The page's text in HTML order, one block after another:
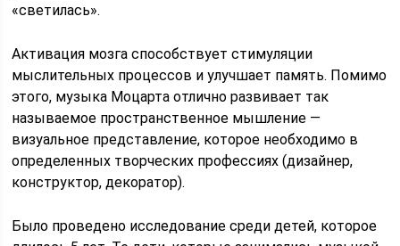
«светилась».
Активация мозга способствует стимуляции
мыслительных процессов и улучшает память. Помимо
этого, музыка Моцарта отлично развивает так
называемое пространственное мышление —
визуальное представление, которое необходимо в
определенных творческих профессиях (дизайнер,
конструктор, декоратор).
Было проведено исследование среди детей, которое